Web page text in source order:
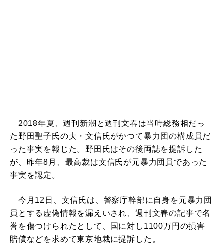
2018年夏、週刊新潮と週刊文春は当時総務相だっ
た野田聖子氏の夫・文信氏がかつて暴力団の構成員だ
った事実を報じた。野田氏はその後両誌を提訴した
が、昨年8月、最高裁は文信氏が元暴力団員であった
事実を認定。
今月12日、文信氏は、警察庁幹部に自身を元暴力団
員とする虚偽情報を漏えいされ、週刊文春の記事で名
誉を傷つけられたとして、国に対し1100万円の損害
賠償などを求めて東京地裁に提訴した。